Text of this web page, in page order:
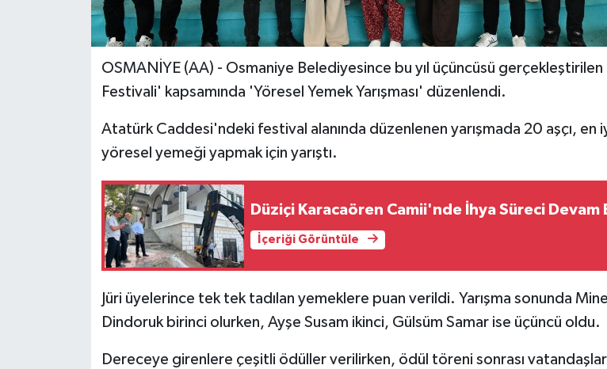
OSMANİYE (AA) - Osmaniye Belediyesince bu yıl üçüncüsü
Festivali' kapsamında 'Yöresel Yemek Yarışması' düzenlendi.
Atatürk Caddesi'ndeki festival alanında düzenlenen yarışmada 20 aşçı, en
yöresel yemeği yapmak için yarıştı.
Düziçi Karacaören Camii'nde İhya Süreci Devam
İçeriği Görüntüle
Jüri üyelerince tek tek tadılan yemeklere puan verildi. Yarışma sonunda Mine
Dindoruk birinci olurken, Ayşe Susam ikinci, Gülsüm Samar ise üçüncü oldu.
Dereceye girenlere çeşitli ödüller verilirken, ödül töreni sonrası